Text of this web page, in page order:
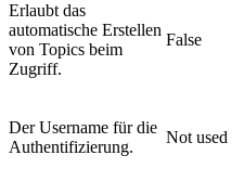
Erlaubt das
automatische Erstellen
von Topics beim
Zugriff.
False
Der Username für die
Authentifizierung.
Not used